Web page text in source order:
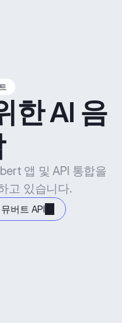
한 AI 음
앱 및 API 통합을
고 있습니다.
뮤버트 API